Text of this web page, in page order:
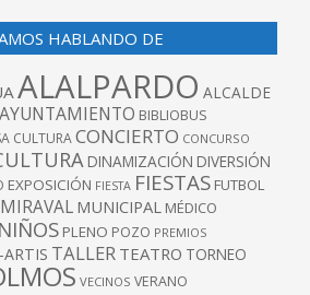
HABLANDO DE
ALALPARDO ALCALDE
AYUNTAMIENTO BIBLIOBUS
CULTURACONCIERTO CONCURSO
DINAMIZACIÓN DIVERSIÓN
EXPOSICIÓN FIESTA FIESTAS FUTBOL
MIRAVAL MUNICIPAL MÉDICO
NIÑOS PLENO POZO PREMIOS
TALLER TEATRO TORNEO
VECINOS VERANO